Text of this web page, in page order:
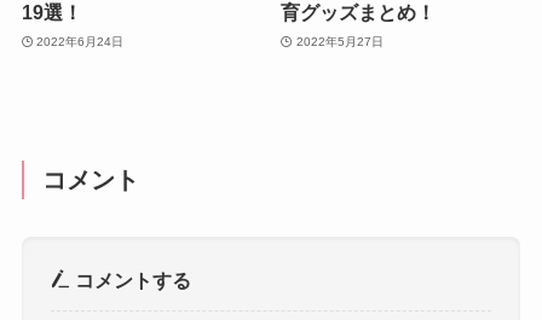
19選！
2022年6月24日
育グッズまとめ！
2022年5月27日
コメント
コメントする